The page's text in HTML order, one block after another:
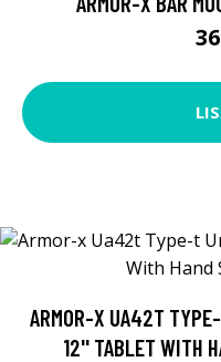
ARMOR-X UA42T
12'' TABLET WITH